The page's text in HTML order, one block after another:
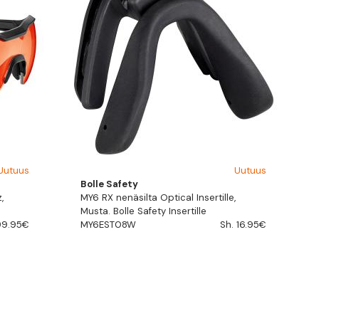
Uutuus
Bolle Safety
MY6 RX nenäsilta Optical Insertille,
Musta. Bolle Safety Insertille
MY6EST08W
Sh. 16.95€